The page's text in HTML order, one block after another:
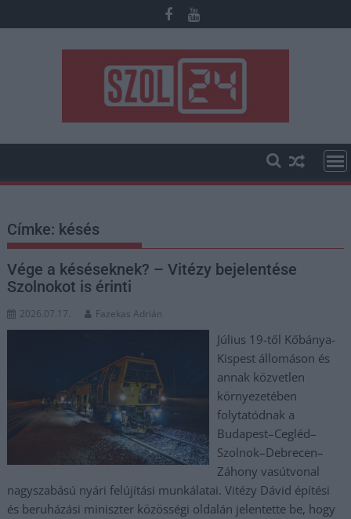
to
Címke: késés
Vége a késéseknek? – Vitézy bejelentése
Szolnokot is érinti
2026.07.17. Fazekas Adrián
Július 19-től Kőbánya-
Kispest állomáson és
annak közvetlen
környezetében
folytatódnak a
Budapest–Cegléd–
Szolnok–Debrecen–
Záhony vasútvonal
nagyszabású nyári felújítási munkálatai. Vitézy Dávid építési
és beruházási miniszter közösségi oldalán jelentette be, hogy